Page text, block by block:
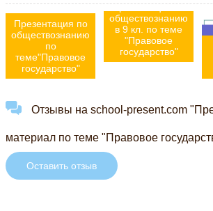
Презентация по
обществознанию
по
теме"Правовое
государство"
Презентация по
обществознанию
в 9 кл. по теме
"Правовое
государство"
Отзывы на school-present.com
материал по теме "Правовое
Оставить отзыв